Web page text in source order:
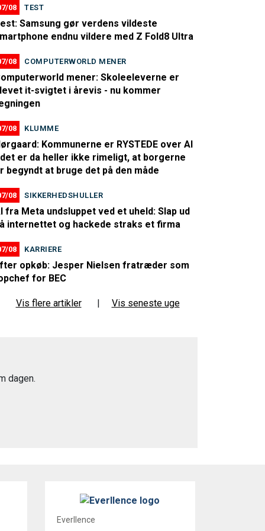
08 TEST
Samsung gør verdens vildeste
endnu vildere med Z Fold8 Ultra
08 COMPUTERWORLD MENER
mener: Skoleeleverne er
it-svigtet i årevis - nu kommer
08 KLUMME
Kommunerne er RYSTEDE over AI
er da heller ikke rimeligt, at borgerne
begyndt at bruge det på den måde
08 SIKKERHEDSHULLER
fra Meta undsluppet ved et uheld: Slap ud
internettet og hackede straks et firma
08 KARRIERE
opkøb: Jesper Nielsen fratræder som
for BEC
Vis flere artikler | Vis seneste uge
dagen.
Everllence